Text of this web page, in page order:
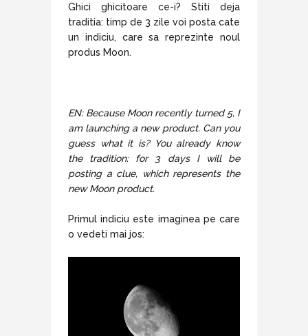
Ghici ghicitoare ce-i? Stiti deja
traditia: timp de 3 zile voi posta cate
un indiciu, care sa reprezinte noul
produs Moon.
EN: Because Moon recently turned 5, I
am launching a new product. Can you
guess what it is? You already know
the tradition: for 3 days I will be
posting a clue, which represents the
new Moon product.
Primul indiciu este imaginea pe care
o vedeti mai jos: